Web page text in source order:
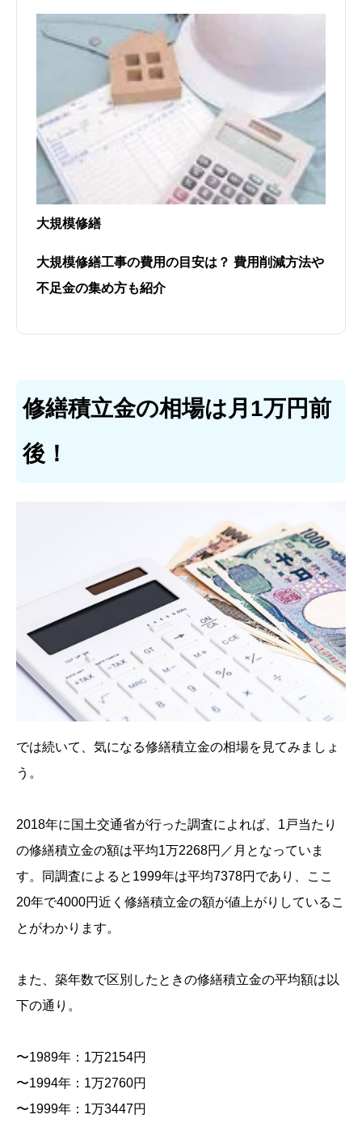
大規模修繕
大規模修繕工事の費用の目安は？ 費用削減方法や
不足金の集め方も紹介
修繕積立金の相場は月1万円前
後！
では続いて、気になる修繕積立金の相場を見てみましょ
う。
2018年に国土交通省が行った調査によれば、1戸当たり
の修繕積立金の額は平均1万2268円／月となっていま
す。同調査によると1999年は平均7378円であり、ここ
20年で4000円近く修繕積立金の額が値上がりしているこ
とがわかります。
また、築年数で区別したときの修繕積立金の平均額は以
下の通り。
〜1989年：1万2154円
〜1994年：1万2760円
〜1999年：1万3447円